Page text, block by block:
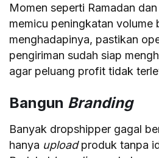
Momen seperti Ramadan
memicu peningkatan volume
menghadapinya, pastikan
pengiriman sudah siap
agar peluang profit tidak
Bangun Branding
Banyak dropshipper gagal
hanya uploadproduk tanpa